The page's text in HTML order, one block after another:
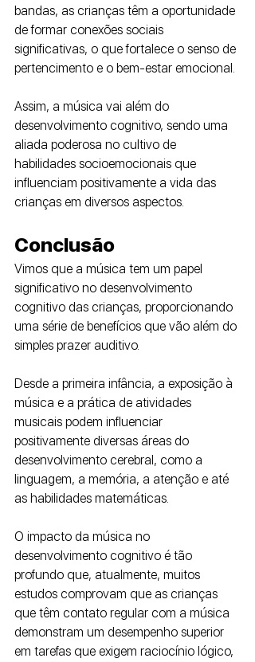
bandas, as crianças têm a oportunidade
de formar conexões sociais
significativas, o que fortalece o senso de
pertencimento e o bem-estar emocional.
Assim, a música vai além do
desenvolvimento cognitivo, sendo uma
aliada poderosa no cultivo de
habilidades socioemocionais que
influenciam positivamente a vida das
crianças em diversos aspectos.
Conclusão
Vimos que a música tem um papel
significativo no desenvolvimento
cognitivo das crianças, proporcionando
uma série de benefícios que vão além do
simples prazer auditivo.
Desde a primeira infância, a exposição à
música e a prática de atividades
musicais podem influenciar
positivamente diversas áreas do
desenvolvimento cerebral, como a
linguagem, a memória, a atenção e até
as habilidades matemáticas.
O impacto da música no
desenvolvimento cognitivo é tão
profundo que, atualmente, muitos
estudos comprovam que as crianças
que têm contato regular com a música
demonstram um desempenho superior
em tarefas que exigem raciocínio lógico,